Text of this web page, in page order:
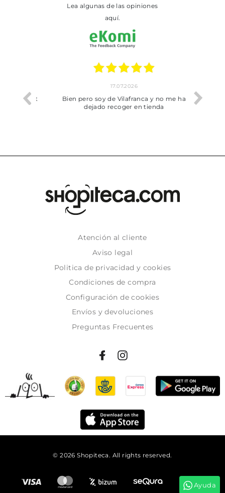
Lea algunas de las opiniones
aquí.
trobat
17.07.2026
Bien pero soy de Vilafranca y no me ha
dejado recoger en tienda
Atención al cliente
Aviso legal
Politica de privacidad y cookies
Condiciones de compra
Configuración de cookies
Envíos y devoluciones
Preguntas Frecuentes
© 2026 Shopiteca. All rights reserved.
Ayuda